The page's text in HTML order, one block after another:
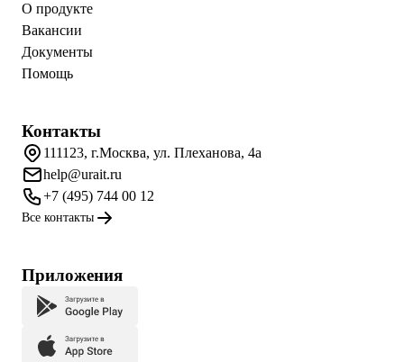
О продукте
Вакансии
Документы
Помощь
Контакты
111123, г.Москва, ул. Плеханова, 4а
help@urait.ru
+7 (495) 744 00 12
Все контакты
Приложения